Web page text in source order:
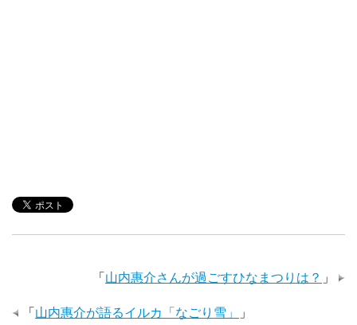
「 山内惠介さんが過ごすひなまつりは？ 」
「 山内惠介が語るイルカ「なごり雪」 」